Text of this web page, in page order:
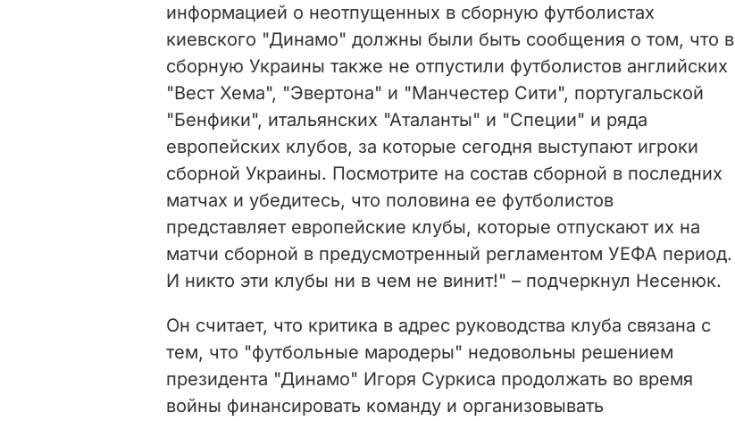
информацией о неотпущенных в сборную футболистах
киевского "Динамо" должны были быть сообщения о том, что в
сборную Украины также не отпустили футболистов английских
"Вест Хема", "Эвертона" и "Манчестер Сити", португальской
"Бенфики", итальянских "Аталанты" и "Специи" и ряда
европейских клубов, за которые сегодня выступают игроки
сборной Украины. Посмотрите на состав сборной в последних
матчах и убедитесь, что половина ее футболистов
представляет европейские клубы, которые отпускают их на
матчи сборной в предусмотренный регламентом УЕФА период.
И никто эти клубы ни в чем не винит!" – подчеркнул Несенюк.
Он считает, что критика в адрес руководства клуба связана с
тем, что "футбольные мародеры" недовольны решением
президента "Динамо" Игоря Суркиса продолжать во время
войны финансировать команду и организовывать